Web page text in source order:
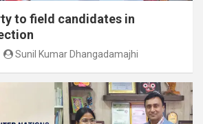
to field candidates in
Sunil Kumar Dhangadamajhi